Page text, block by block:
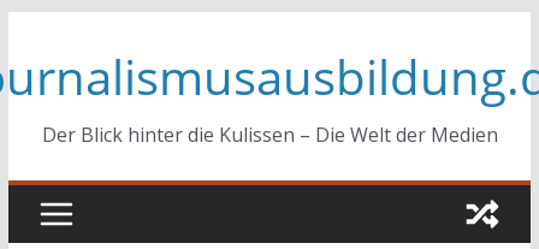
springen
Der Blick hinter die Kulissen – Die Welt der Medien